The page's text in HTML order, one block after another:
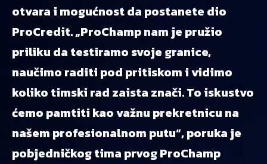
otvara i mogućnost da postanete dio
ProCredit. „ProChamp nam je pružio
priliku da testiramo svoje granice,
naučimo raditi pod pritiskom i vidimo
koliko timski rad zaista znači. To iskustvo
ćemo pamtiti kao važnu prekretnicu na
našem profesionalnom putu“, poruka je
pobjedničkog tima prvog ProChamp